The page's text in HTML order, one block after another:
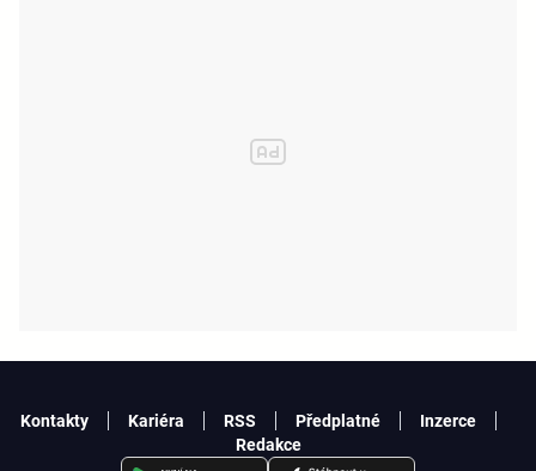
Kontakty Kariéra RSS Předplatné
Inzerce
Redakce